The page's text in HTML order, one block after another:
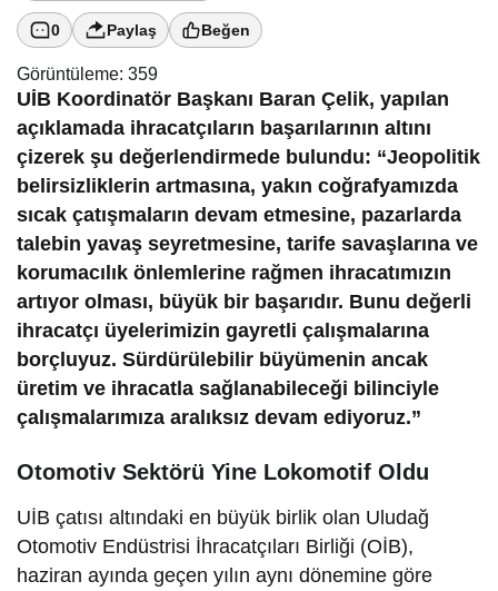
0 Paylaş Beğen
Görüntüleme: 359
UİB Koordinatör Başkanı Baran Çelik, yapılan
açıklamada ihracatçıların başarılarının altını
çizerek şu değerlendirmede bulundu: “Jeopolitik
belirsizliklerin artmasına, yakın coğrafyamızda
sıcak çatışmaların devam etmesine, pazarlarda
talebin yavaş seyretmesine, tarife savaşlarına ve
korumacılık önlemlerine rağmen ihracatımızın
artıyor olması, büyük bir başarıdır. Bunu değerli
ihracatçı üyelerimizin gayretli çalışmalarına
borçluyuz. Sürdürülebilir büyümenin ancak
üretim ve ihracatla sağlanabileceği bilinciyle
çalışmalarımıza aralıksız devam ediyoruz.”
Otomotiv Sektörü Yine Lokomotif Oldu
UİB çatısı altındaki en büyük birlik olan Uludağ
Otomotiv Endüstrisi İhracatçıları Birliği (OİB),
haziran ayında geçen yılın aynı dönemine göre